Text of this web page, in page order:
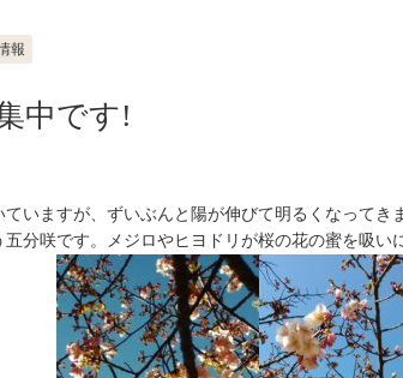
報
中です!
ていますが、ずいぶんと陽が伸びて明るくなってき
分咲です。メジロやヒヨドリが桜の花の蜜を吸い